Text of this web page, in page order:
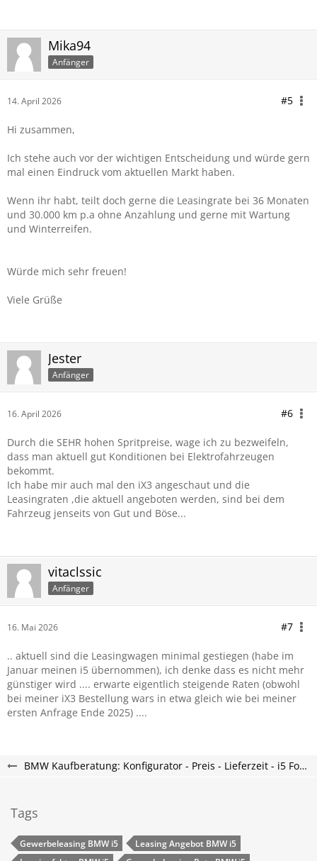
Sonnenschutzverglasung
Autobahnassistent
Innovationspaket
Travel Paket
Travel & Comfort System
Mika94
Anfänger
14. April 2026 #5
Hi zusammen,
Ich stehe auch vor der wichtigen Entscheidung und würde gern
mal einen Eindruck vom aktuellen Markt haben.
Wenn ihr habt, teilt doch gerne die Leasingrate bei 36 Monaten
und 30.000 km p.a ohne Anzahlung und gerne mit Wartung
und Winterreifen.
Würde mich sehr freuen!
Viele Grüße
Jester
Anfänger
16. April 2026 #6
Durch die SEHR hohen Spritpreise, wage ich zu bezweifeln,
dass man aktuell gut Konditionen bei Elektrofahrzeugen
bekommt.
Ich habe mir auch mal den iX3 angeschaut und die
Leasingraten ,die aktuell angeboten werden, sind bei dem
Fahrzeug jenseits von Gut und Böse...
vitaclssic
Anfänger
16. Mai 2026 #7
.. aktuell sind die Leasingwagen minimal gestiegen (habe im
Januar meinen i5 übernommen), ich denke dass es nicht mehr
günstiger wird .... erwarte eigentlich steigende Raten (obwohl
bei meiner iX3 Bestellung wars in etwa gleich wie bei meiner
ersten Anfrage Ende 2025) ....
BMW Kaufberatung: Konfigurator - Preis - Lieferzeit - i5 Forum
Tags
Gewerbeleasing BMW i5
Leasing Angebot BMW i5